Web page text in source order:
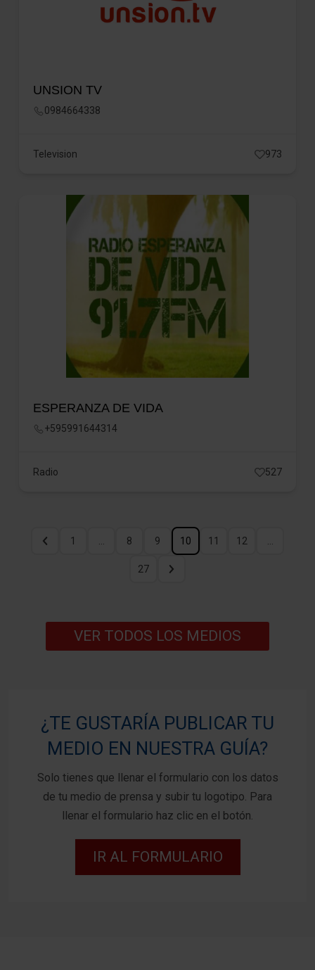
UNSION TV
0984664338
Television 973
ESPERANZA DE VIDA
+595991644314
Radio 527
1 … 8 9 10 11 12 …
27
VER TODOS LOS MEDIOS
¿TE GUSTARÍA PUBLICAR TU
MEDIO EN NUESTRA GUÍA?
Solo tienes que llenar el formulario con los datos
de tu medio de prensa y subir tu logotipo. Para
llenar el formulario haz clic en el botón.
IR AL FORMULARIO